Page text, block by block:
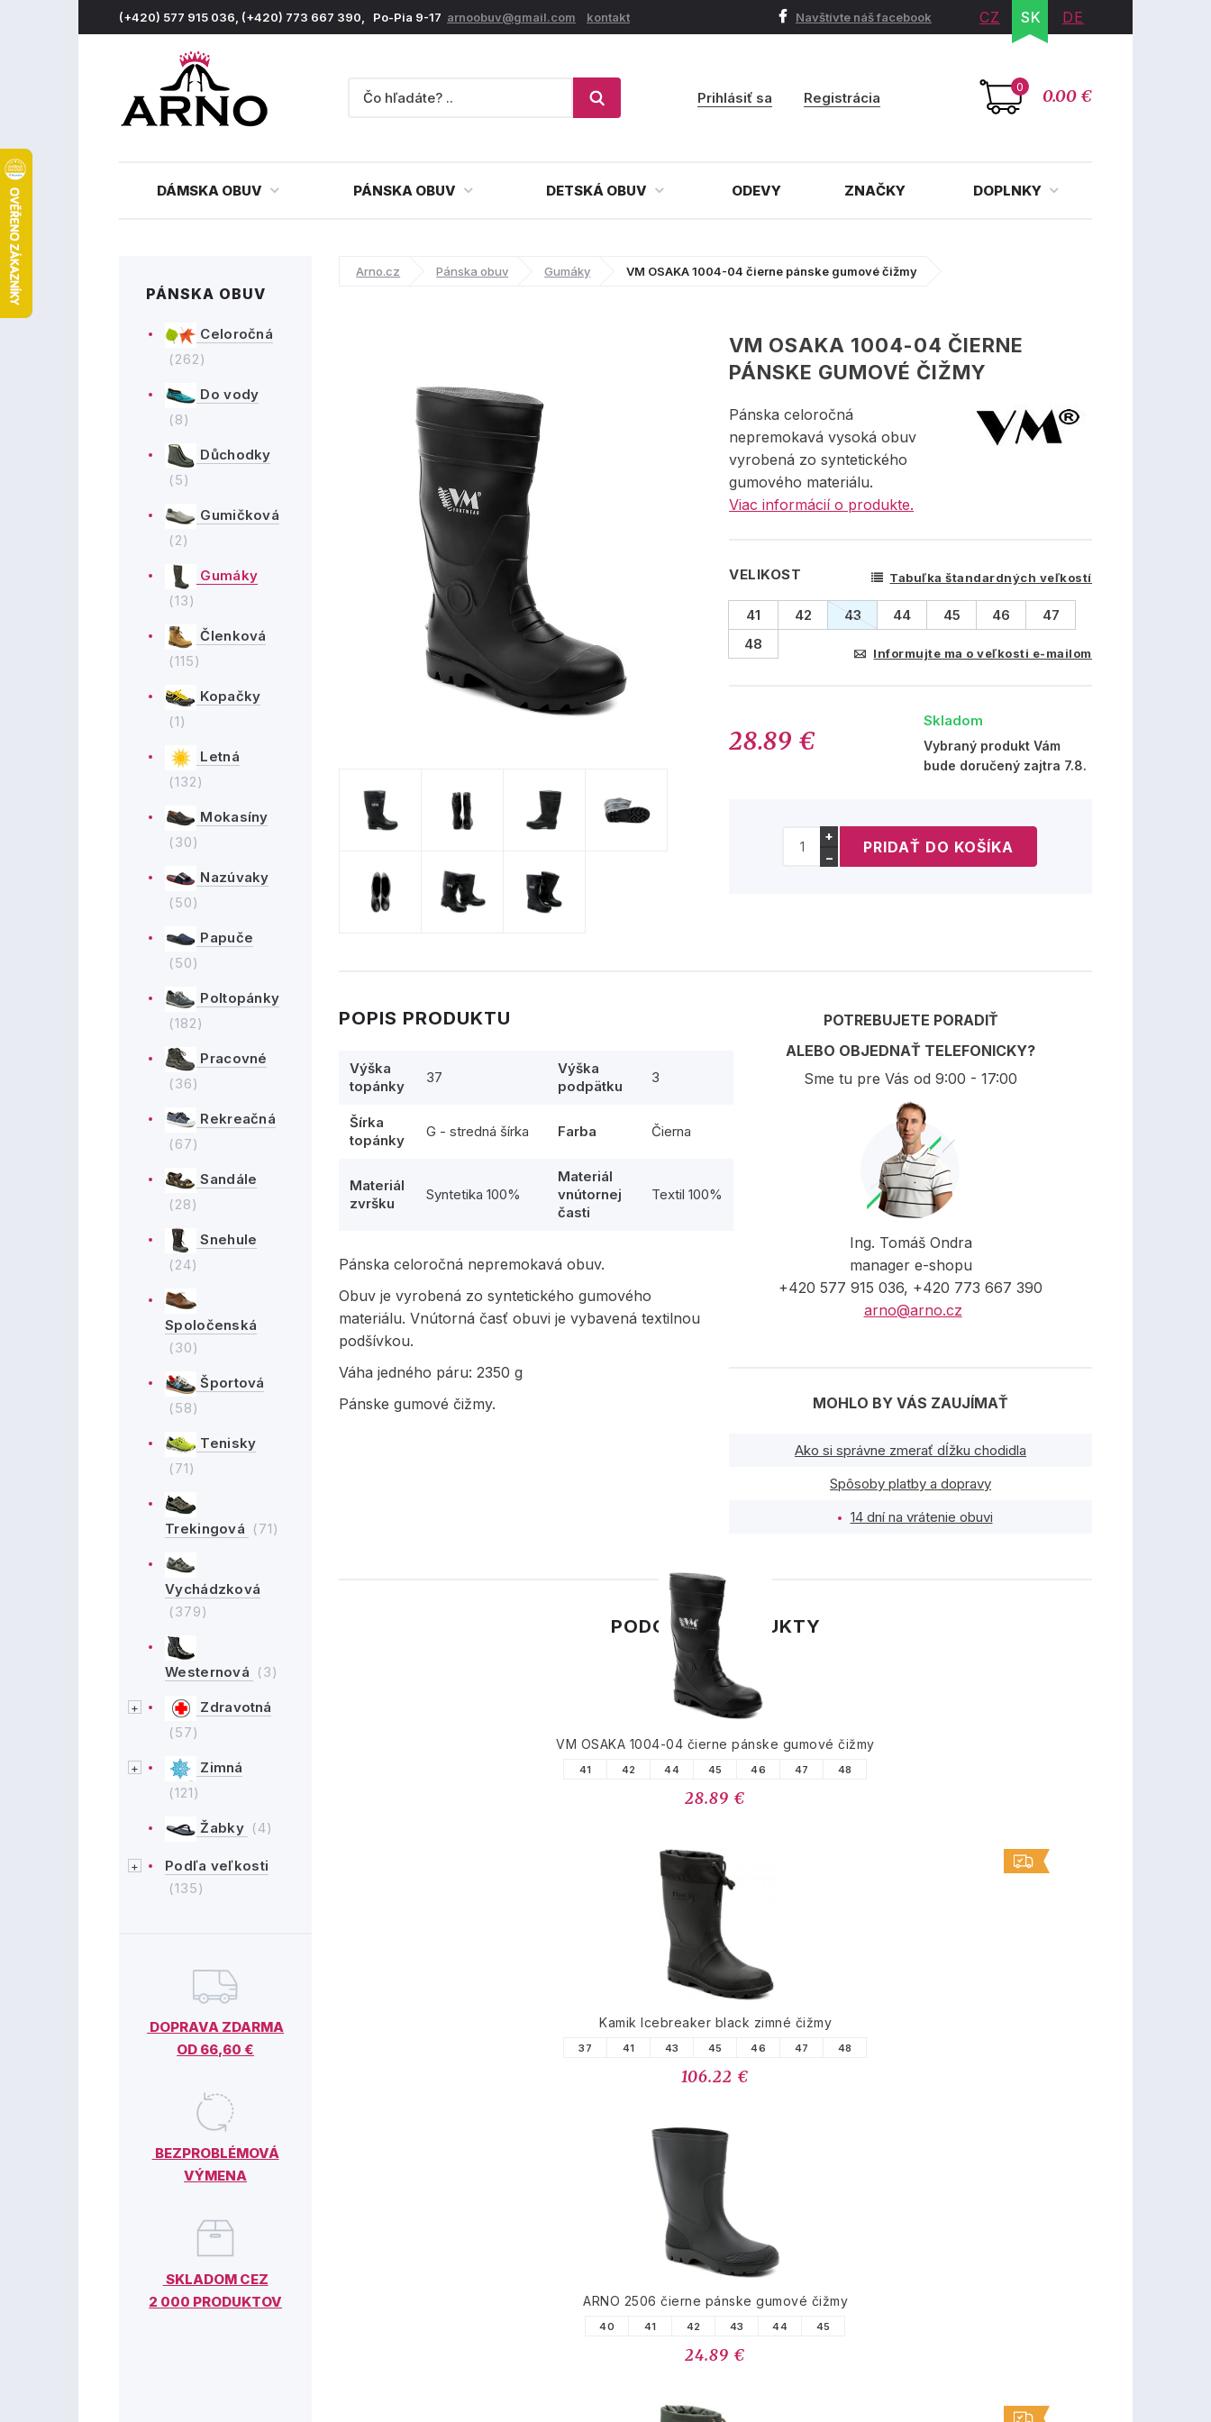
(+420) 577 915 036, (+420) 773 667 390, Po-Pia 9-17 arnoobuv@gmail.com kontakt Navštívte náš facebook CZ SK DE
0 0.00 €
Prihlásiť sa Registrácia
DÁMSKA OBUV PÁNSKA OBUV DETSKÁ OBUV ODEVY ZNAČKY DOPLNKY
PÁNSKA OBUV
Celoročná
(262)
Do vody
(8)
Důchodky
(5)
Gumičková
(2)
Gumáky
(13)
Členková
(115)
Kopačky
(1)
Letná
(132)
Mokasíny
(30)
Nazúvaky
(50)
Papuče
(50)
Poltopánky
(182)
Pracovné
(36)
Rekreačná
(67)
Sandále
(28)
Snehule
(24)
Spoločenská
(30)
Športová
(58)
Tenisky
(71)
Trekingová (71)
Vychádzková
(379)
Westernová (3)
Zdravotná
(57)
Zimná
(121)
Žabky (4)
Podľa veľkosti
(135)
DOPRAVA ZDARMA
OD 66,60 €
BEZPROBLÉMOVÁ
VÝMENA
SKLADOM CEZ
2 000 PRODUKTOV
Arno.cz Pánska obuv Gumáky VM OSAKA 1004-04 čierne pánske gumové čižmy
VM OSAKA 1004-04 ČIERNE
PÁNSKE GUMOVÉ ČIŽMY
Pánska celoročná
nepremokavá vysoká obuv
vyrobená zo syntetického
gumového materiálu.
Viac informácií o produkte.
VELIKOST Tabuľka štandardných veľkostí
41 42 43 44 45 46
47
48
Informujte ma o veľkosti e-mailom
28.89 €
Skladom
Vybraný produkt Vám
bude doručený zajtra 7.8.
+
−
POPIS PRODUKTU
Výška
topánky
37
Výška
podpätku
3
Šírka
topánky
G - stredná šírka Farba Čierna
Materiál
zvršku
Syntetika 100%
Materiál
vnútornej
časti
Textil 100%
Pánska celoročná nepremokavá obuv.
Obuv je vyrobená zo syntetického gumového
materiálu. Vnútorná časť obuvi je vybavená textilnou
podšívkou.
Váha jedného páru: 2350 g
Pánske gumové čižmy.
POTREBUJETE PORADIŤ
ALEBO OBJEDNAŤ TELEFONICKY?
Sme tu pre Vás od 9:00 - 17:00
Ing. Tomáš Ondra
manager e-shopu
+420 577 915 036, +420 773 667 390
arno@arno.cz
MOHLO BY VÁS ZAUJÍMAŤ
Ako si správne zmerať dĺžku chodidla
Spôsoby platby a dopravy
14 dní na vrátenie obuvi
PODOBNÉ PRODUKTY
VM OSAKA 1004-04 čierne pánske gumové čižmy
41 42 44 45 46 47 48
28.89 €
Kamik Icebreaker black zimné čižmy
37 41 43 45 46 47 48
106.22 €
ARNO 2506 čierne pánske gumové čižmy
40 41 42 43 44 45
24.89 €